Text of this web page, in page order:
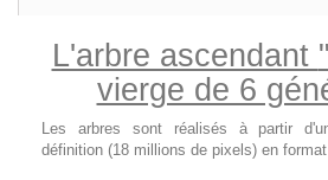
L'arbre ascendant
vierge de 6
Les arbres sont réalisés à partir
définition (18 millions de pixels) en